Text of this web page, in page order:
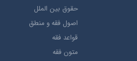
حقوق بين الملل
اصول فقه و منطق
قواعد فقه
متون فقه